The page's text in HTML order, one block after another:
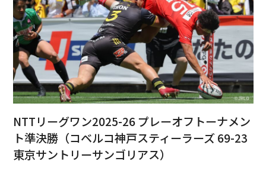
NTTリーグワン2025-26 プレーオフトーナメン
ト準決勝（コベルコ神戸スティーラーズ 69-23
東京サントリーサンゴリアス）